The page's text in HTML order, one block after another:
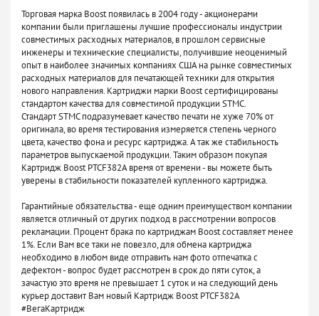
Торговая марка Boost появилась в 2004 году - акционерами
компании были приглашены лучшие профессионалы индустрии
совместимых расходных материалов, в прошлом сервисные
инженеры и технические специалисты, получившие неоценимый
опыт в наиболее значимых компаниях США на рынке совместимых
расходных материалов для печатающей техники для открытия
нового направления. Картриджи марки Boost сертифицированы
стандартом качества для совместимой продукции STMC.
Стандарт STMC подразумевает качество печати не хуже 70% от
оригинала, во время тестирования измеряется степень черного
цвета, качество фона и ресурс картриджа. А так же стабильность
параметров выпускаемой продукции. Таким образом покупая
Картридж Boost PTCF382A время от времени - вы можете быть
уверены в стабильности показателей купленного картриджа.
Гарантийные обязательства - еще одним преимуществом компании
является отличный от других подход в рассмотрении вопросов
рекламации. Процент брака по картриджам Boost составляет менее
1%. Если Вам все таки не повезло, для обмена картриджа
необходимо в любом виде отправить нам фото отпечатка с
дефектом - вопрос будет рассмотрен в срок до пяти суток, а
зачастую это время не превышает 1 суток и на следующий день
курьер доставит Вам новый Картридж Boost PTCF382A
#ВегаКартридж